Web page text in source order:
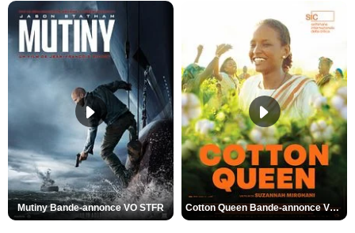
Mutiny Bande-annonce VO STFR Cotton Queen Bande-annonce VO STFR